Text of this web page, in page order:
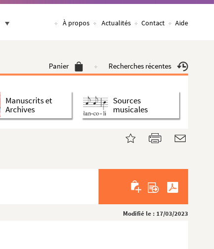
À propos Actualités Contact Aide
Panier Recherches récentes
Manuscrits et
Archives
Sources
musicales
Modifié le : 17/03/2023